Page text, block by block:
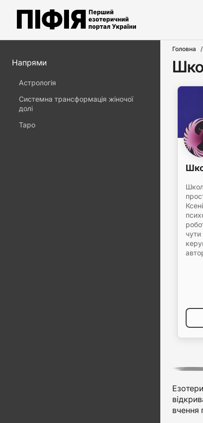
Головна
чути
вчення
Напрями
Астрологія
Системна трансформація жіночої
долі
Таро